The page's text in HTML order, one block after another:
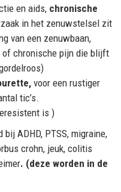
en aids, chronische
in het zenuwstelsel zit
van een zenuwbaan,
chronische pijn die blijft
voor een rustiger
tic’s.
is )
ADHD, PTSS, migraine,
crohn, jeuk, colitis
. (deze worden in de